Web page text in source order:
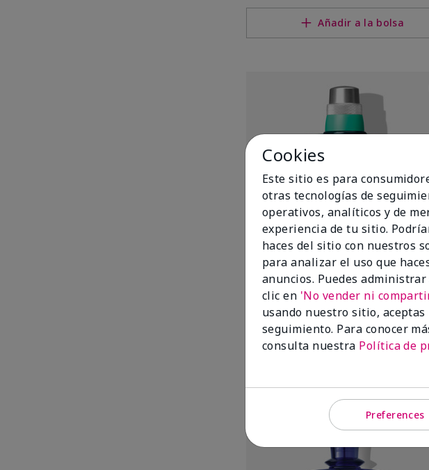
Añadir a la bolsa
MK High Intensity Ocean® Cologne
$50.00
Cookies
Este sitio es para
otras tecnologías de
operativos, analíticos y de
experiencia de tu sitio.
haces del sitio con nuestros
para analizar el uso que
anuncios. Puedes
clic en 'No vender ni
usando nuestro sitio,
seguimiento. Para conocer
consulta nuestra Política de
Preferences